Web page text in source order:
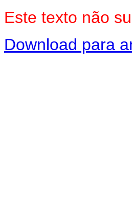
Este texto não
Download para